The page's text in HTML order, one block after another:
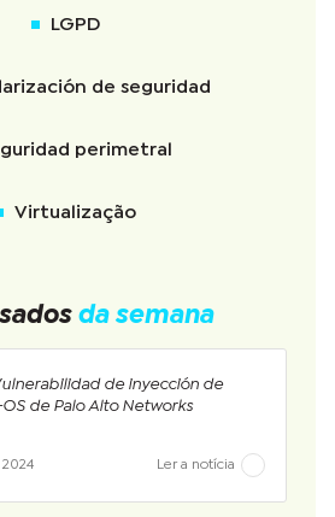
LGPD
de seguridad
perimetral
Virtualização
da semana
de inyección de
de Palo Alto Networks
Ler a notícia